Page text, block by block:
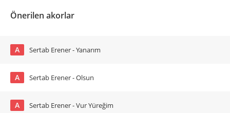
Önerilen akorlar
A Sertab Erener - Yanarım
A Sertab Erener - Olsun
A Sertab Erener - Vur Yüreğim